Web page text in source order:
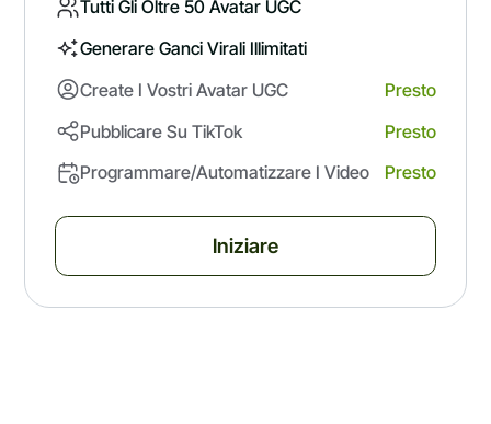
Tutti Gli Oltre 50 Avatar UGC
Generare Ganci Virali Illimitati
Create I Vostri Avatar UGC
Presto
Pubblicare Su TikTok
Presto
Programmare/automatizzare I Video
Presto
Iniziare